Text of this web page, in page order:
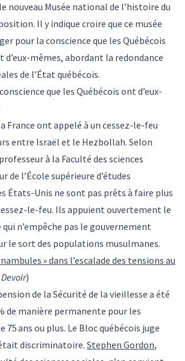
nouveau Musée national de l’histoire du
Il y indique croire que ce musée
pour la conscience que les Québécois
d’eux-mêmes, abordant la redondance
de l’État québécois.
que les Québécois ont d’eux-
France ont appelé à un cessez-le-feu
entre Israël et le Hezbollah. Selon
à la Faculté des sciences
de l’École supérieure d’études
États-Unis ne sont pas prêts à faire plus
le-feu. Ils appuient ouvertement le
n’empêche pas le gouvernement
le sort des populations musulmanes.
» dans l’escalade des tensions au
)
de la Sécurité de la vieillesse a été
de manière permanente pour les
75 ans ou plus. Le Bloc québécois juge
discriminatoire. Stephen Gordon,